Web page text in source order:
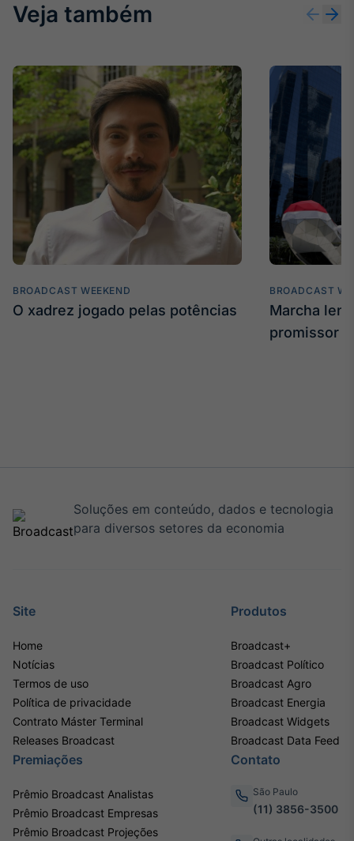
Veja também
BROADCAST WEEKEND
O xadrez jogado pelas potências
BROADCAST
Marcha
promissor
Soluções em conteúdo, dados e tecnologia
para diversos setores da economia
Site
Home
Notícias
Termos de uso
Política de privacidade
Contrato Máster Terminal
Releases Broadcast
Produtos
Broadcast+
Broadcast Político
Broadcast Agro
Broadcast Energia
Broadcast Widgets
Broadcast Data Feed
Premiações
Prêmio Broadcast Analistas
Prêmio Broadcast Empresas
Prêmio Broadcast Projeções
Contato
São Paulo
(11) 3856-3500